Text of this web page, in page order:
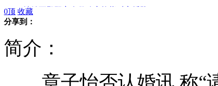
地铁互殴双方身份确定均指对方插队
公安部新规:2013年起闯红灯扣6分
沈阳南阳湖大桥3万盆景遭哄抢
0顶 收藏
分享到：
简介：
章子怡否认婚讯 称“